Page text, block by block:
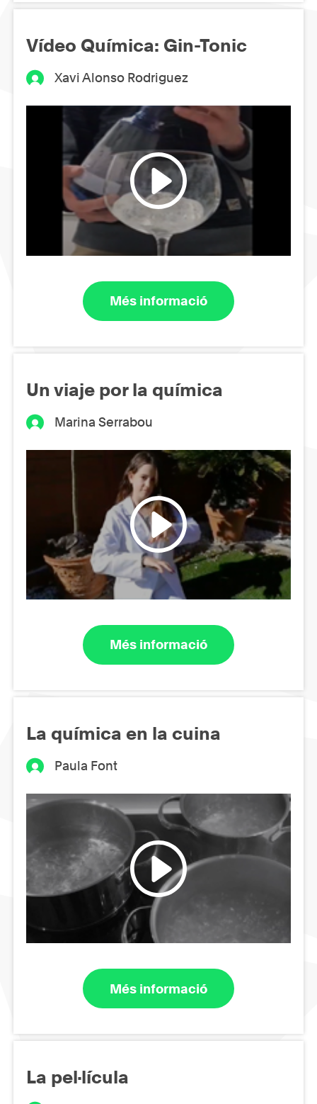
Vídeo Química: Gin-Tonic
Xavi Alonso Rodriguez
Més informació
Un viaje por la química
Marina Serrabou
Més informació
La química en la cuina
Paula Font
Més informació
La pel·lícula